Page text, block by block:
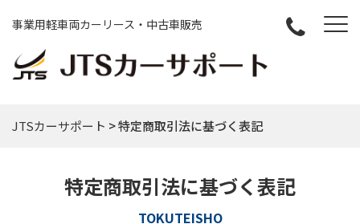
事業用軽車両カーリース・中古車販売
JTSカーサポート >特定商取引法に基づく表記
特定商取引法に基づく表記
TOKUTEISHO